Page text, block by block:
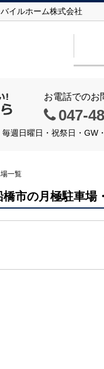
イルホーム株式会社
お電話でのお
047-
週日曜日・祝祭日・GW
一覧
橋市の月極駐車場